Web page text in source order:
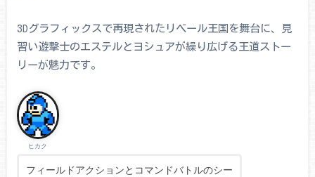
3Dグラフィックスで再現されたリベール王国を舞台に、見
習い遊撃士のエステルとヨシュアが繰り広げる王道ストー
リーが魅力です。
ヒカク
フィールドアクションとコマンドバトルのシー